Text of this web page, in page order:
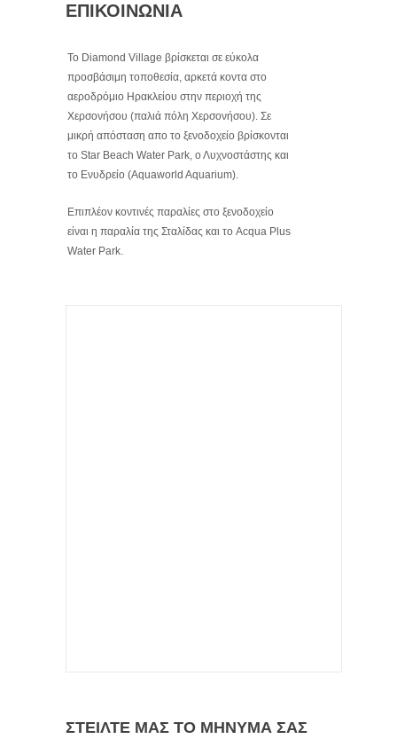
ΕΠΙΚΟΙΝΩΝΙΑ
Το Diamond Village βρίσκεται σε εύκολα
προσβάσιμη τοποθεσία, αρκετά κοντα στο
αεροδρόμιο Ηρακλείου στην περιοχή της
Χερσονήσου (παλιά πόλη Χερσονήσου). Σε
μικρή απόσταση απο το ξενοδοχείο βρίσκονται
το Star Beach Water Park, ο Λυχνοστάστης και
το Ενυδρείο (Aquaworld Aquarium).
Επιπλέον κοντινές παραλίες στο ξενοδοχείο
είναι η παραλία της Σταλίδας και το Acqua Plus
Water Park.
ΣΤΕΙΛΤΕ ΜΑΣ ΤΟ ΜΗΝΥΜΑ ΣΑΣ